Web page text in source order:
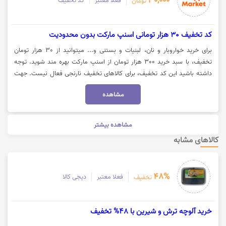
کد تخفیف 30 هزار تومانی اسنپ مارکت بدون محدودیت
برای خرید خواروبار و نان، لبنیات و بستنی و... میتوانید از 30 هزار تومان
تخفیف، با سبد خرید 300 هزار تومان از اسنپ مارکت بهره مند شوید. توجه
داشته باشید این کد تخفیف، برای کالاهای تخفیف نارنجی فعال نیست. جهت
استفاده از کد تخفیف اسنپ مارکت، روی گزینه "خرید کنید" کلیک نمایید.
مشاهده
مشاهده بیشتر
کالاهای مشابه
48% تخفیف فعلا معتبر دیجی کالا
خرید آلوچه ترش و شیرین با 48% تخفیف